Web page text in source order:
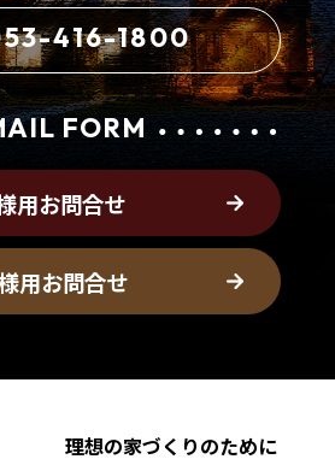
416-1800
FORM
用お問合せ
用お問合せ
理想の家づくりのために